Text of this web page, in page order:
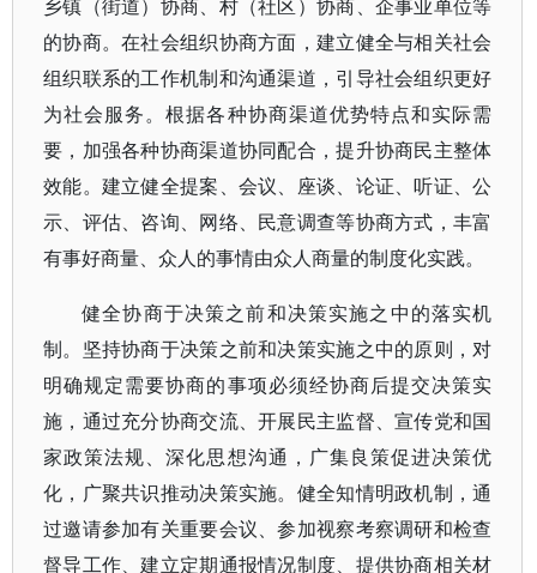
乡镇（街道）协商、村（社区）协商、企事业单位等
的协商。在社会组织协商方面，建立健全与相关社会
组织联系的工作机制和沟通渠道，引导社会组织更好
为社会服务。根据各种协商渠道优势特点和实际需
要，加强各种协商渠道协同配合，提升协商民主整体
效能。建立健全提案、会议、座谈、论证、听证、公
示、评估、咨询、网络、民意调查等协商方式，丰富
有事好商量、众人的事情由众人商量的制度化实践。
健全协商于决策之前和决策实施之中的落实机
制。坚持协商于决策之前和决策实施之中的原则，对
明确规定需要协商的事项必须经协商后提交决策实
施，通过充分协商交流、开展民主监督、宣传党和国
家政策法规、深化思想沟通，广集良策促进决策优
化，广聚共识推动决策实施。健全知情明政机制，通
过邀请参加有关重要会议、参加视察考察调研和检查
督导工作、建立定期通报情况制度、提供协商相关材